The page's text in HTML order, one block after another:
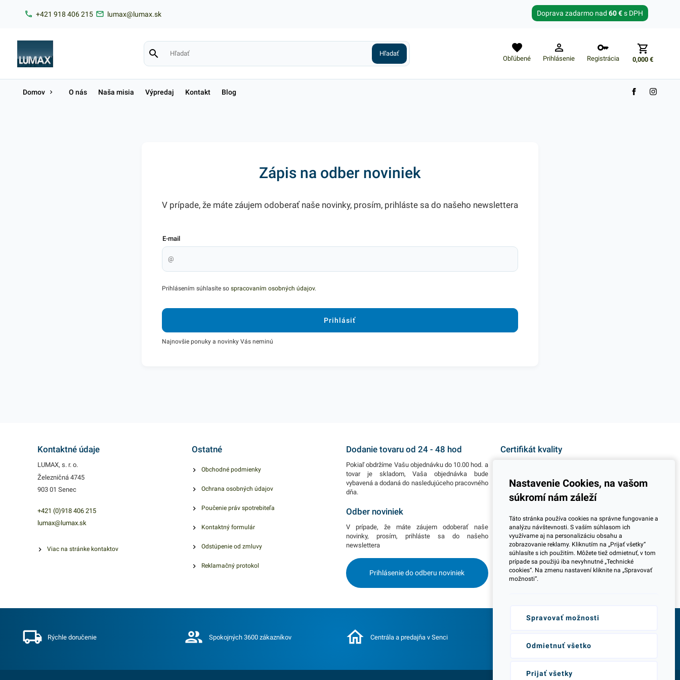
+421 918 406 215 lumax@lumax.sk Doprava zadarmo nad 60 €s DPH
Obľúbené Prihlásenie Registrácia 0,000€
Zabudnuté heslo?
Domov O nás Naša misia Výpredaj Kontakt Blog
Zápis na odber noviniek
V prípade, že máte záujem odoberať naše novinky, prosím, prihláste sa do našeho newslettera
E-mail
Prihlásením súhlasíte so spracovaním osobných údajov.
Najnovšie ponuky a novinky Vás neminú
Kontaktné údaje
LUMAX, s. r. o.
Železničná 4745
903 01 Senec
+421 (0)918 406 215
lumax@lumax.sk
Viac na stránke kontaktov
Ostatné
Obchodné podmienky
Ochrana osobných údajov
Poučenie práv spotrebiteľa
Kontaktný formulár
Odstúpenie od zmluvy
Reklamačný protokol
Dodanie tovaru od 24 - 48 hod
Pokiaľ obdržíme Vašu objednávku do 10.00 hod. a
tovar je skladom, Vaša objednávka bude
vybavená a dodaná do nasledujúceho pracovného
dňa.
Odber noviniek
V prípade, že máte záujem odoberať naše
novinky, prosím, prihláste sa do našeho
newslettera
Prihlásenie do odberu noviniek
Certifikát kvality
jeden z dôležitých ukazovateľov zodpovedného
podnikania.
Potrebujete viac informácií ohľadom pravidelnej
dlhodobej spolupráce pri odberoch? Prosím
skontaktujte sa s naším obchodným tímom a
dohodnite si stretnutie kdekoľvek na Slovensku.
Radi Vás navštívime.
Rýchle doručenie Spokojných 3600 zákazníkov Centrála a predajňa v Senci
Nastavenie Cookies, na vašom
súkromí nám záleží
Táto stránka používa cookies na správne fungovanie a
analýzu návštevnosti. S vaším súhlasom ich
využívame aj na personalizáciu obsahu a
zobrazovanie reklamy. Kliknutím na „Prijať všetky“
súhlasíte s ich použitím. Môžete tiež odmietnuť, v tom
prípade sa použijú iba nevyhnutné „Technické
cookies“. Na zmenu nastavení kliknite na „Spravovať
možnosti“.
Spravovať možnosti
Odmietnuť všetko
Prijať všetky